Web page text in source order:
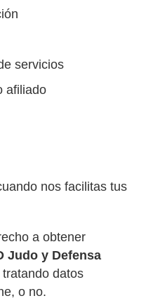
servicios
afiliado
nos facilitas tus
a obtener
Judo y Defensa
datos
o no.